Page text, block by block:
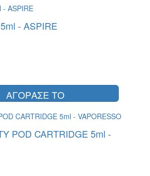
- ASPIRE
ΑΓΟΡΑΣΕ ΤΟ
POD CARTRIDGE 5ml -